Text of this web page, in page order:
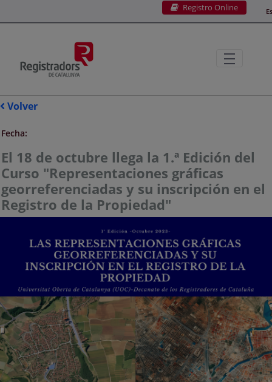
Registro Online
Volver
Fecha:
El 18 de octubre llega la 1.ª Edición del
Curso "Representaciones gráficas
georreferenciadas y su inscripción en el
Registro de la Propiedad"